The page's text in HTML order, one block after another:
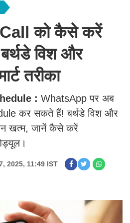
को कैसे करें
विश और
तरीका
: WhatsApp पर अब
कर सकते हैं! बर्थडे विश और
खत्म, जानें कैसे करें
2025, 11:49 IST